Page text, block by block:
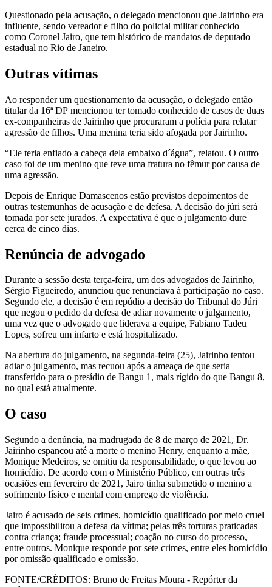
Questionado pela acusação, o delegado mencionou que Jairinho era
influente, sendo vereador e filho do policial militar conhecido
como Coronel Jairo, que tem histórico de mandatos de deputado
estadual no Rio de Janeiro.
Outras vítimas
Ao responder um questionamento da acusação, o delegado então
titular da 16ª DP mencionou ter tomado conhecido de casos de duas
ex-companheiras de Jairinho que procuraram a polícia para relatar
agressão de filhos. Uma menina teria sido afogada por Jairinho.
“Ele teria enfiado a cabeça dela embaixo d´água”, relatou. O outro
caso foi de um menino que teve uma fratura no fêmur por causa de
uma agressão.
Depois de Enrique Damascenos estão previstos depoimentos de
outras testemunhas de acusação e de defesa. A decisão do júri será
tomada por sete jurados. A expectativa é que o julgamento dure
cerca de cinco dias.
Renúncia de advogado
Durante a sessão desta terça-feira, um dos advogados de Jairinho,
Sérgio Figueiredo, anunciou que renunciava à participação no caso.
Segundo ele, a decisão é em repúdio a decisão do Tribunal do Júri
que negou o pedido da defesa de adiar novamente o julgamento,
uma vez que o advogado que liderava a equipe, Fabiano Tadeu
Lopes, sofreu um infarto e está hospitalizado.
Na abertura do julgamento, na segunda-feira (25), Jairinho tentou
adiar o julgamento, mas recuou após a ameaça de que seria
transferido para o presídio de Bangu 1, mais rígido do que Bangu 8,
no qual está atualmente.
O caso
Segundo a denúncia, na madrugada de 8 de março de 2021, Dr.
Jairinho espancou até a morte o menino Henry, enquanto a mãe,
Monique Medeiros, se omitiu da responsabilidade, o que levou ao
homicídio. De acordo com o Ministério Público, em outras três
ocasiões em fevereiro de 2021, Jairo tinha submetido o menino a
sofrimento físico e mental com emprego de violência.
Jairo é acusado de seis crimes, homicídio qualificado por meio cruel
que impossibilitou a defesa da vítima; pelas três torturas praticadas
contra criança; fraude processual; coação no curso do processo,
entre outros. Monique responde por sete crimes, entre eles homicídio
por omissão qualificado e omissão.
FONTE/CRÉDITOS: Bruno de Freitas Moura - Repórter da